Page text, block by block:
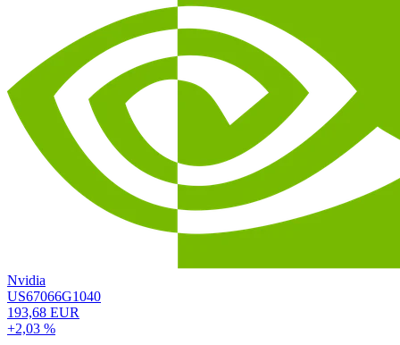
Nvidia
US67066G1040
193,68 EUR
+2,03 %